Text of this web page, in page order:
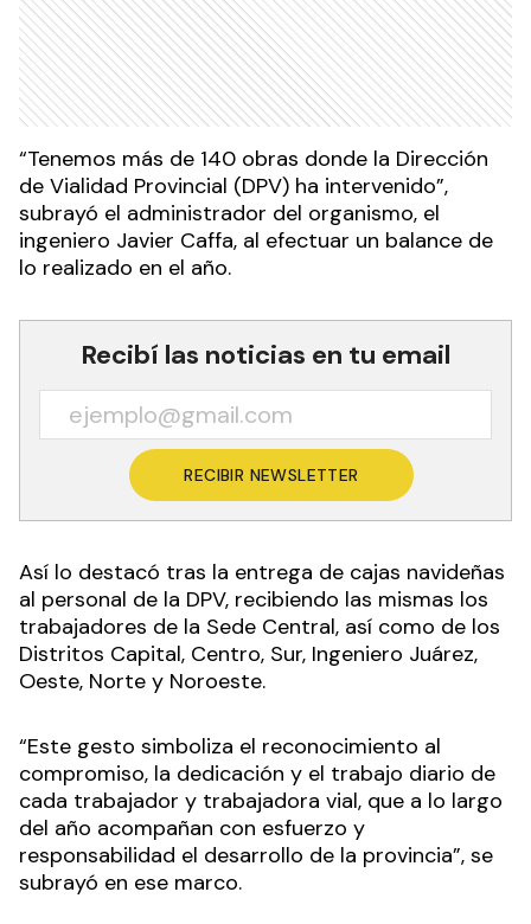
“Tenemos más de 140 obras donde la Dirección
de Vialidad Provincial (DPV) ha intervenido”,
subrayó el administrador del organismo, el
ingeniero Javier Caffa, al efectuar un balance de
lo realizado en el año.
Recibí las noticias en tu email
RECIBIR NEWSLETTER
Así lo destacó tras la entrega de cajas navideñas
al personal de la DPV, recibiendo las mismas los
trabajadores de la Sede Central, así como de los
Distritos Capital, Centro, Sur, Ingeniero Juárez,
Oeste, Norte y Noroeste.
“Este gesto simboliza el reconocimiento al
compromiso, la dedicación y el trabajo diario de
cada trabajador y trabajadora vial, que a lo largo
del año acompañan con esfuerzo y
responsabilidad el desarrollo de la provincia”, se
subrayó en ese marco.